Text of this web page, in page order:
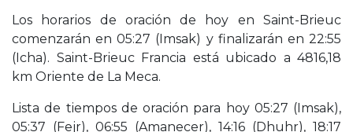
Los horarios de oración de hoy en Saint-Brieuc
comenzarán en 05:27 (Imsak) y finalizarán en 22:55
(Icha). Saint-Brieuc Francia está ubicado a 4816,18
km Oriente de La Meca.
Lista de tiempos de oración para hoy 05:27 (Imsak),
05:37 (Fejr), 06:55 (Amanecer), 14:16 (Dhuhr), 18:17